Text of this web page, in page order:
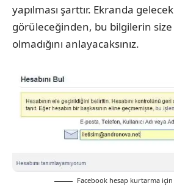
yapılması şarttır. Ekranda
görüleceğinden, bu bilgilerin
olmadığını anlayacaksınız.
Facebook hesap kurtarma